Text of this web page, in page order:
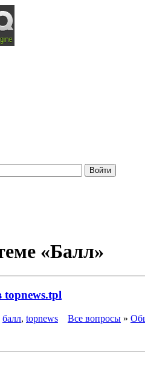
Войти
«Балл»
балл, topnews Все вопросы »